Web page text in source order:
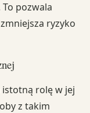
pozwala
ryzyko
rolę w jej
z takim